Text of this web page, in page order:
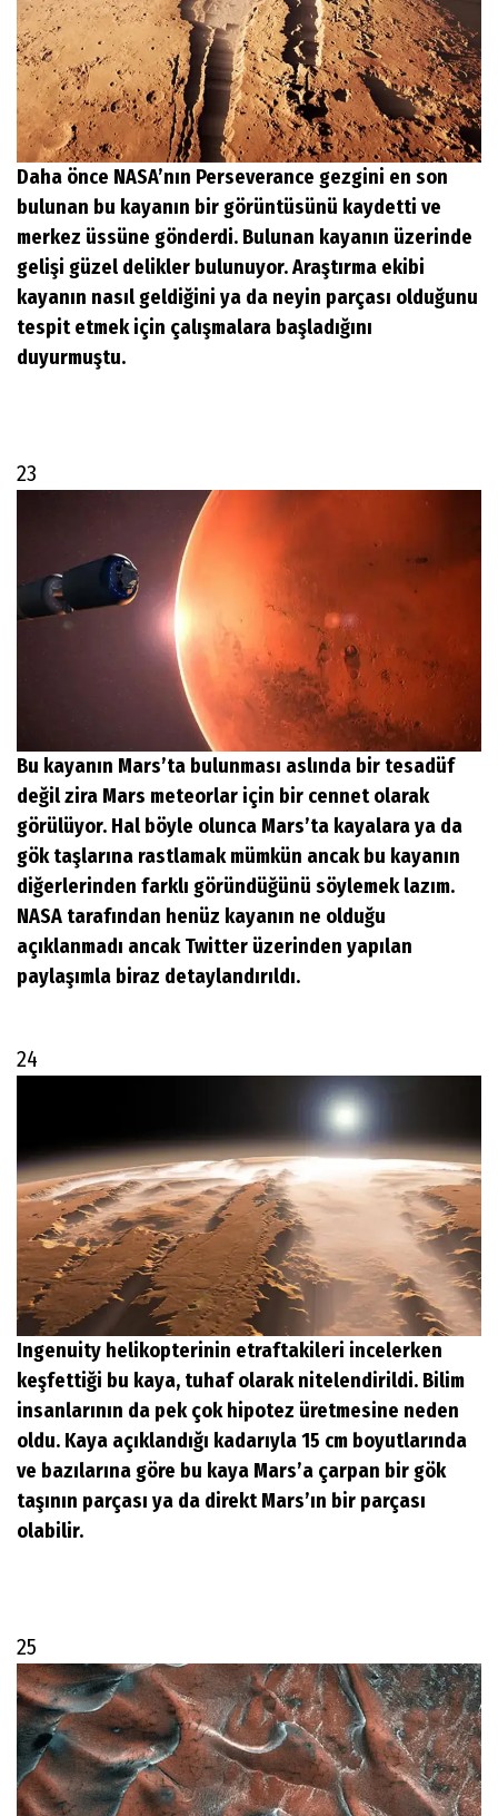
Daha önce NASA’nın Perseverance gezgini en son
bulunan bu kayanın bir görüntüsünü kaydetti ve
merkez üssüne gönderdi. Bulunan kayanın üzerinde
gelişi güzel delikler bulunuyor. Araştırma ekibi
kayanın nasıl geldiğini ya da neyin parçası olduğunu
tespit etmek için çalışmalara başladığını
duyurmuştu.
23
Bu kayanın Mars’ta bulunması aslında bir tesadüf
değil zira Mars meteorlar için bir cennet olarak
görülüyor. Hal böyle olunca Mars’ta kayalara ya da
gök taşlarına rastlamak mümkün ancak bu kayanın
diğerlerinden farklı göründüğünü söylemek lazım.
NASA tarafından henüz kayanın ne olduğu
açıklanmadı ancak Twitter üzerinden yapılan
paylaşımla biraz detaylandırıldı.
24
Ingenuity helikopterinin etraftakileri incelerken
keşfettiği bu kaya, tuhaf olarak nitelendirildi. Bilim
insanlarının da pek çok hipotez üretmesine neden
oldu. Kaya açıklandığı kadarıyla 15 cm boyutlarında
ve bazılarına göre bu kaya Mars’a çarpan bir gök
taşının parçası ya da direkt Mars’ın bir parçası
olabilir.
25